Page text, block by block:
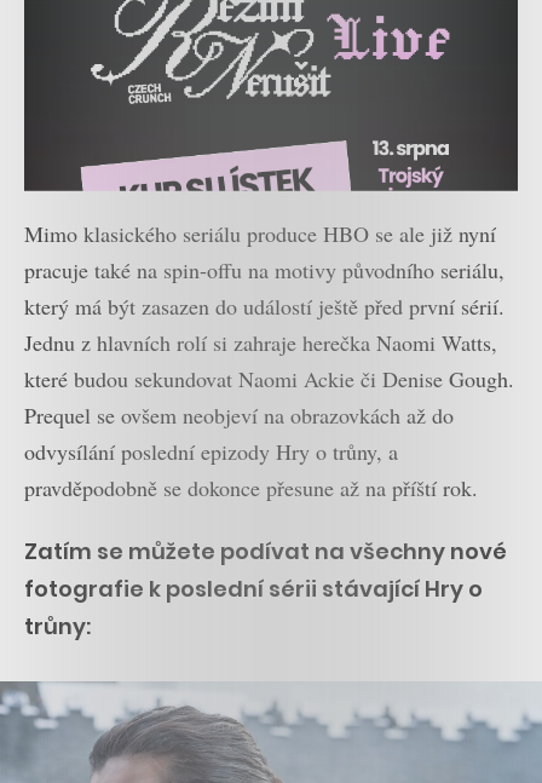
Mimo klasického seriálu produce HBO se ale již nyní
pracuje také na spin-offu na motivy původního seriálu,
který má být zasazen do událostí ještě před první sérií.
Jednu z hlavních rolí si zahraje herečka Naomi Watts,
které budou sekundovat Naomi Ackie či Denise Gough.
Prequel se ovšem neobjeví na obrazovkách až do
odvysílání poslední epizody Hry o trůny, a
pravděpodobně se dokonce přesune až na příští rok.
Zatím se můžete podívat na všechny nové
fotografie k poslední sérii stávající Hry o
trůny: